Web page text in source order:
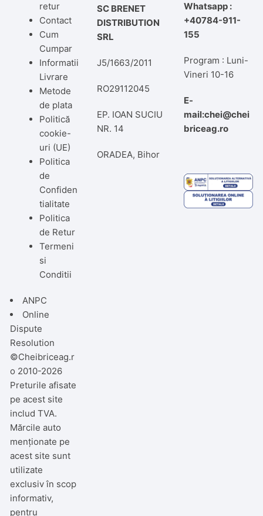
retur
Contact
Cum
Cumpar
Informatii
Livrare
Metode
de plata
Politică
cookie-
uri (UE)
Politica
de
Confiden
tialitate
Politica
de Retur
Termeni
si
Conditii
ANPC
Online
Dispute
Resolution
SC BRENET
DISTRIBUTION
SRL
J5/1663/2011
RO29112045
EP. IOAN SUCIU
NR. 14
ORADEA, Bihor
Whatsapp :
+40784-911-
155
Program : Luni-
Vineri 10-16
E-
mail:chei@chei
briceag.ro
©Cheibriceag.r
o 2010-2026
Preturile afisate
pe acest site
includ TVA.
Mărcile auto
menționate pe
acest site sunt
utilizate
exclusiv în scop
informativ,
pentru